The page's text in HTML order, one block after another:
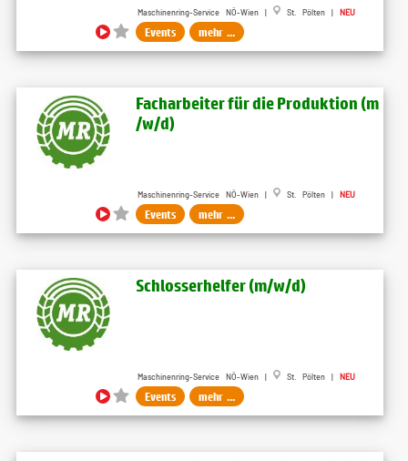
Maschinenring-Service NÖ-Wien | St. Pölten | NEU
Events mehr ...
Facharbeiter für die Produktion (m​
/w​/d)
Maschinenring-Service NÖ-Wien | St. Pölten | NEU
Events mehr ...
Schlosserhelfer (m​/w​/d)
Maschinenring-Service NÖ-Wien | St. Pölten | NEU
Events mehr ...